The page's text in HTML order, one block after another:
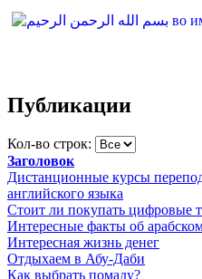
Публикации
Кол-во строк:
Заголовок
Дистанционные курсы
английского языка
Стоит ли покупать цифровые
Интересные факты об
Интересная жизнь денег
Отдыхаем в Абу-Даби
Как выбрать помаду?